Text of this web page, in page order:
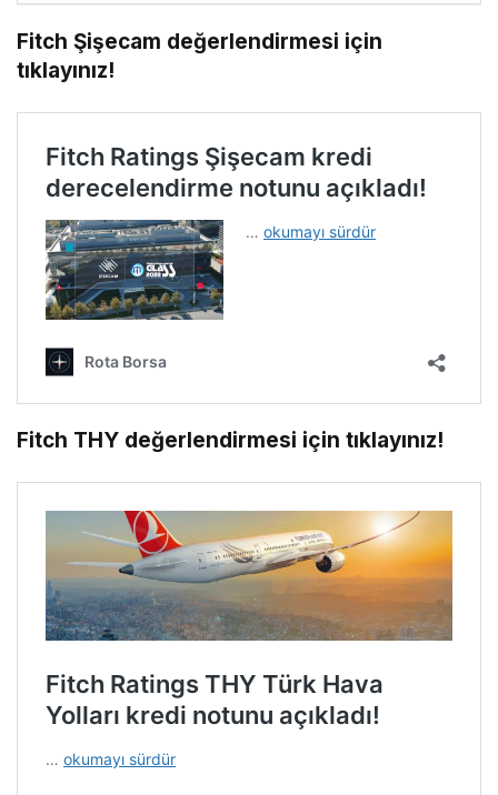
Fitch Şişecam değerlendirmesi için
tıklayınız!
Fitch THY değerlendirmesi için tıklayınız!